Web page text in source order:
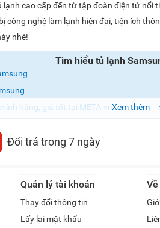
lạnh cao cấp đến từ tập đoàn điện tử nổi
công nghệ làm lạnh hiện đại, tiện ích
nhé!
Tìm hiểu tủ lạnh
hãng, giá tốt tại META.vn
Samsung
thuộc vào nhiều yếu tố như dung tích,
lạnh Side by Side Samsung được bán tại
Số cánh Dung tích
Đổi trả trong 7 ngày
Quản lý tài khoản
Thay đổi thông tin
Lấy lại mật khẩu